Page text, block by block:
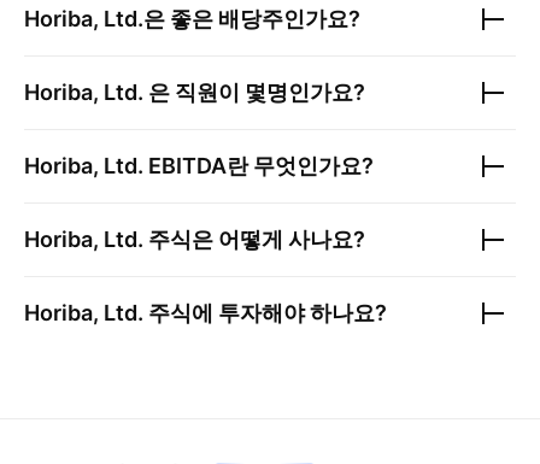
Horiba, Ltd.은 좋은 배당주인가요?
Horiba, Ltd. 은 직원이 몇명인가요?
Horiba, Ltd. EBITDA란 무엇인가요?
Horiba, Ltd. 주식은 어떻게 사나요?
Horiba, Ltd. 주식에 투자해야 하나요?